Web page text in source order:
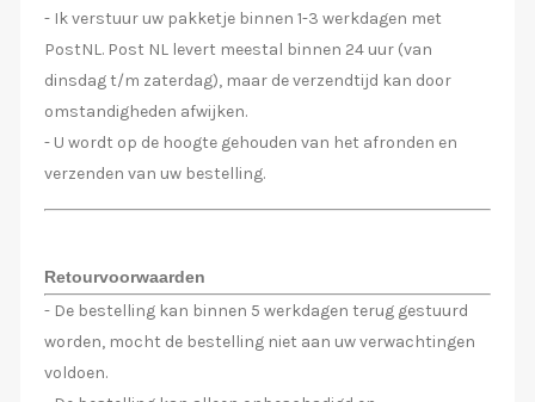
- Ik verstuur uw pakketje binnen 1-3 werkdagen met
PostNL. Post NL levert meestal binnen 24 uur (van
dinsdag t/m zaterdag), maar de verzendtijd kan door
omstandigheden afwijken.
- U wordt op de hoogte gehouden van het afronden en
verzenden van uw bestelling.
Retourvoorwaarden
- De bestelling kan binnen 5 werkdagen terug gestuurd
worden, mocht de bestelling niet aan uw verwachtingen
voldoen.